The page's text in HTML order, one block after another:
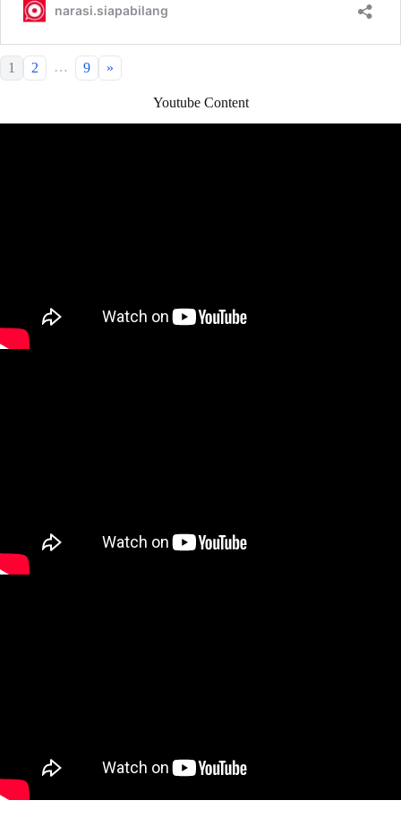
1 2 … 9 »
Youtube Content